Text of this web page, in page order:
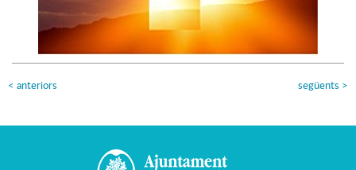
< anteriors següents >